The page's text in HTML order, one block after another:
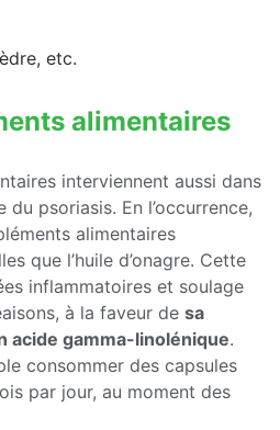
etc.
alimentaires
interviennent aussi dans
psoriasis. En l’occurrence,
alimentaires
que l’huile d’onagre. Cette
inflammatoires et soulage
à la faveur de sa
acide gamma-linolénique.
consommer des capsules
par jour, au moment des